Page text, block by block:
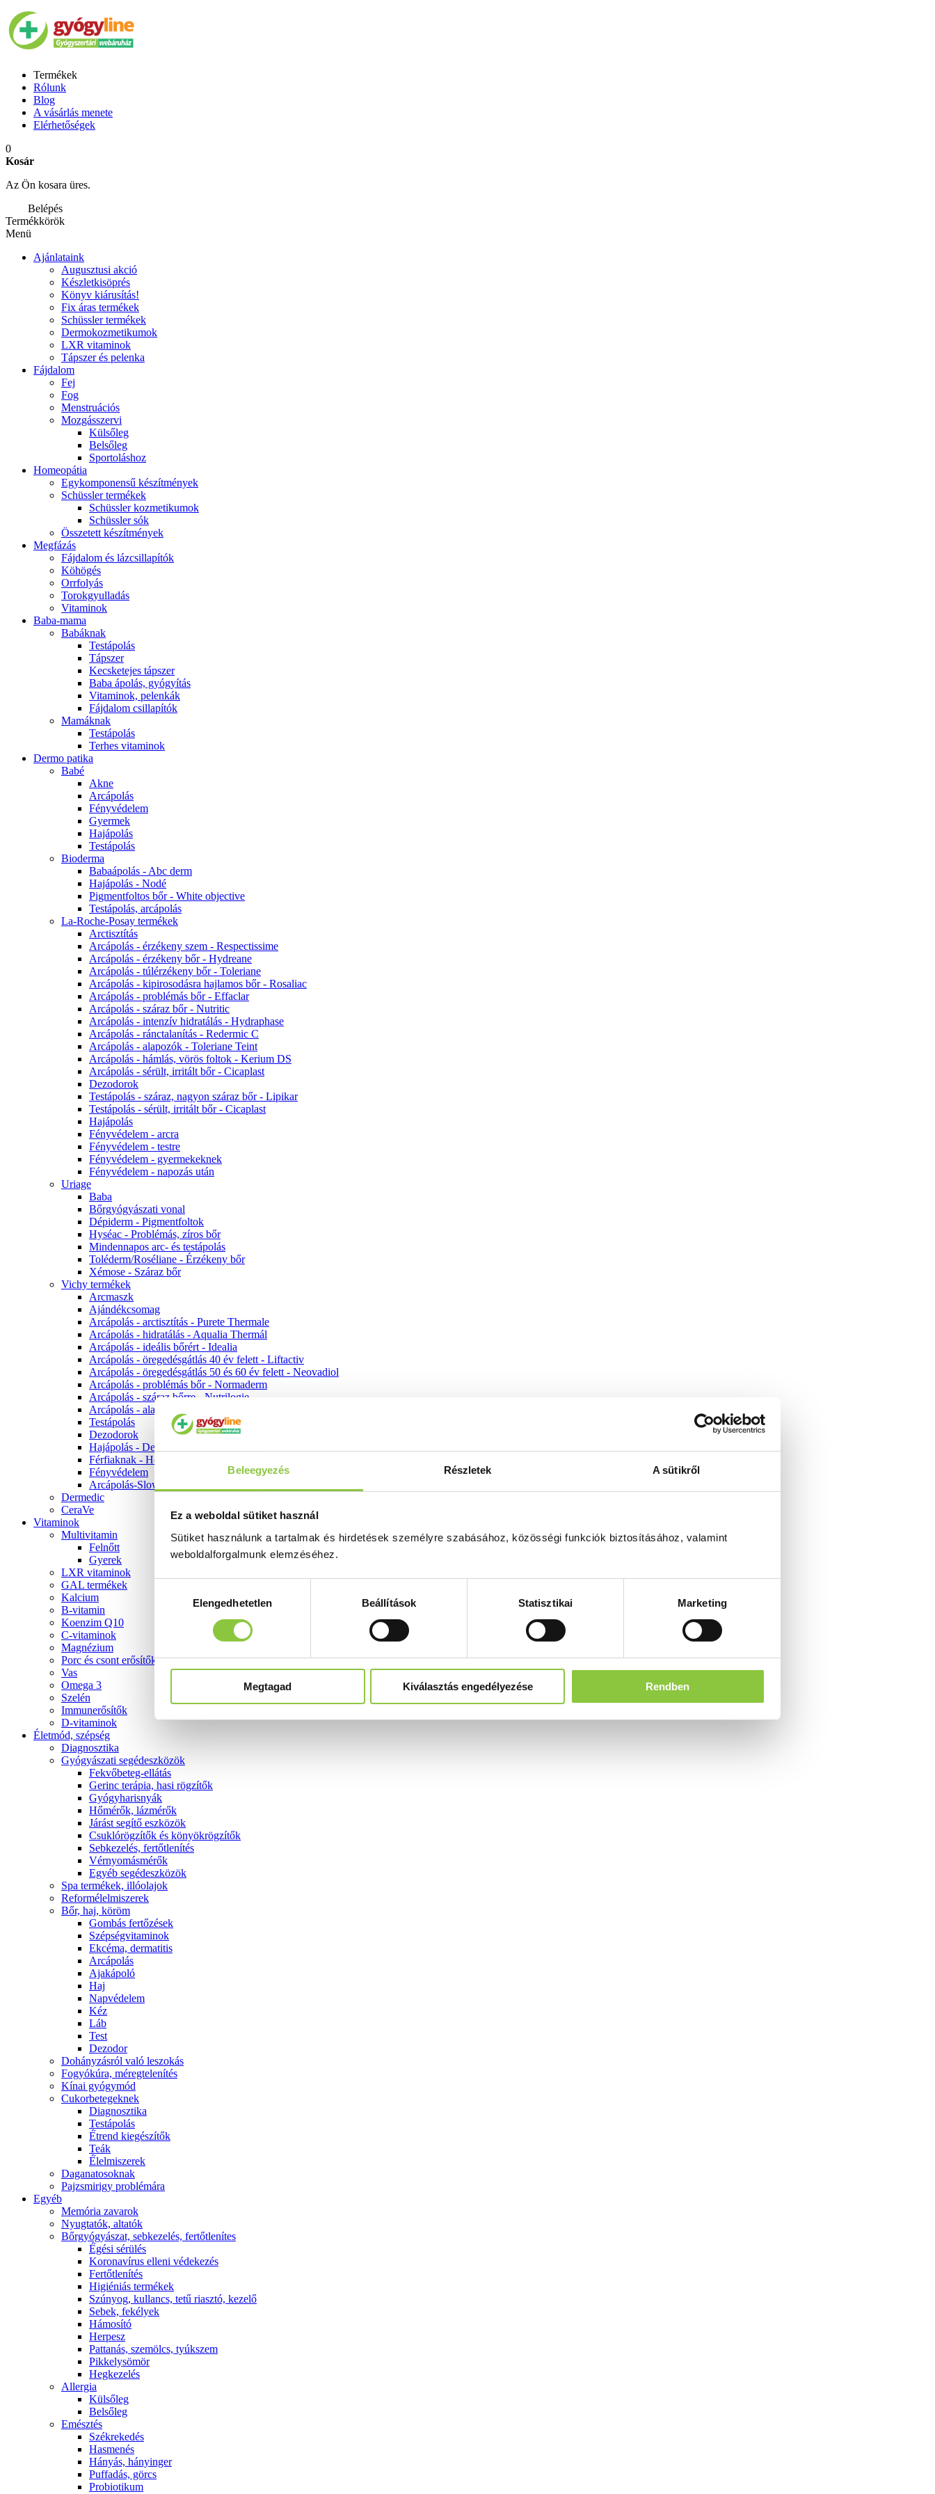
Beleegyezés Részletek A sütikről
Ez a weboldal sütiket használ
Sütiket használunk a tartalmak és hirdetések személyre szabásához, közösségi funkciók biztosításához, valamint
weboldalforgalmunk elemzéséhez.
kiválasztásaElengedhetetlen Beállítások Statisztikai Marketing
Megtagad Kiválasztás engedélyezése Rendben
Termékek
Rólunk
Blog
A vásárlás menete
Elérhetőségek
0
Kosár
Az Ön kosara üres.
Belépés
Termékkörök
Menü
Ajánlataink
Augusztusi akció
Készletkisöprés
Könyv kiárusítás!
Fix áras termékek
Schüssler termékek
Dermokozmetikumok
LXR vitaminok
Tápszer és pelenka
Fájdalom
Fej
Fog
Menstruációs
Mozgásszervi
Külsőleg
Belsőleg
Sportoláshoz
Homeopátia
Egykomponensű készítmények
Schüssler termékek
Schüssler kozmetikumok
Schüssler sók
Összetett készítmények
Megfázás
Fájdalom és lázcsillapítók
Köhögés
Orrfolyás
Torokgyulladás
Vitaminok
Baba-mama
Babáknak
Testápolás
Tápszer
Kecsketejes tápszer
Baba ápolás, gyógyítás
Vitaminok, pelenkák
Fájdalom csillapítók
Mamáknak
Testápolás
Terhes vitaminok
Dermo patika
Babé
Akne
Arcápolás
Fényvédelem
Gyermek
Hajápolás
Testápolás
Bioderma
Babaápolás - Abc derm
Hajápolás - Nodé
Pigmentfoltos bőr - White objective
Testápolás, arcápolás
La-Roche-Posay termékek
Arctisztítás
Arcápolás - érzékeny szem - Respectissime
Arcápolás - érzékeny bőr - Hydreane
Arcápolás - túlérzékeny bőr - Toleriane
Arcápolás - kipirosodásra hajlamos bőr - Rosaliac
Arcápolás - problémás bőr - Effaclar
Arcápolás - száraz bőr - Nutritic
Arcápolás - intenzív hidratálás - Hydraphase
Arcápolás - ránctalanítás - Redermic C
Arcápolás - alapozók - Toleriane Teint
Arcápolás - hámlás, vörös foltok - Kerium DS
Arcápolás - sérült, irritált bőr - Cicaplast
Dezodorok
Testápolás - száraz, nagyon száraz bőr - Lipikar
Testápolás - sérült, irritált bőr - Cicaplast
Hajápolás
Fényvédelem - arcra
Fényvédelem - testre
Fényvédelem - gyermekeknek
Fényvédelem - napozás után
Uriage
Baba
Bőrgyógyászati vonal
Dépiderm - Pigmentfoltok
Hyséac - Problémás, zíros bőr
Mindennapos arc- és testápolás
Toléderm/Roséliane - Érzékeny bőr
Xémose - Száraz bőr
Vichy termékek
Arcmaszk
Ajándékcsomag
Arcápolás - arctisztítás - Purete Thermale
Arcápolás - hidratálás - Aqualia Thermál
Arcápolás - ideális bőrért - Idealia
Arcápolás - öregedésgátlás 40 év felett - Liftactiv
Arcápolás - öregedésgátlás 50 és 60 év felett - Neovadiol
Arcápolás - problémás bőr - Normaderm
Arcápolás - száraz bőrre - Nutrilogie
Arcápolás - alapozók
Testápolás
Dezodorok
Hajápolás - Dercos
Férfiaknak - Homme
Fényvédelem
Arcápolás-Slow Age
Dermedic
CeraVe
Vitaminok
Multivitamin
Felnőtt
Gyerek
LXR vitaminok
GAL termékek
Kalcium
B-vitamin
Koenzim Q10
C-vitaminok
Magnézium
Porc és csont erősítők
Vas
Omega 3
Szelén
Immunerősítők
D-vitaminok
Életmód, szépség
Diagnosztika
Gyógyászati segédeszközök
Fekvőbeteg-ellátás
Gerinc terápia, hasi rögzítők
Gyógyharisnyák
Hőmérők, lázmérők
Járást segítő eszközök
Csuklórögzítők és könyökrögzítők
Sebkezelés, fertőtlenítés
Vérnyomásmérők
Egyéb segédeszközök
Spa termékek, illóolajok
Reformélelmiszerek
Bőr, haj, köröm
Gombás fertőzések
Szépségvitaminok
Ekcéma, dermatitis
Arcápolás
Ajakápoló
Haj
Napvédelem
Kéz
Láb
Test
Dezodor
Dohányzásról való leszokás
Fogyókúra, méregtelenítés
Kínai gyógymód
Cukorbetegeknek
Diagnosztika
Testápolás
É́trend kiegészítők
Teák
É́lelmiszerek
Daganatosoknak
Pajzsmirigy problémára
Egyéb
Memória zavarok
Nyugtatók, altatók
Bőrgyógyászat, sebkezelés, fertőtlenítes
É́gési sérülés
Koronavírus elleni védekezés
Fertőtlenítés
Higiéniás termékek
Szúnyog, kullancs, tetű riasztó, kezelő
Sebek, fekélyek
Hámosító
Herpesz
Pattanás, szemölcs, tyúkszem
Pikkelysömör
Hegkezelés
Allergia
Külsőleg
Belsőleg
Emésztés
Székrekedés
Hasmenés
Hányás, hányinger
Puffadás, görcs
Probiotikum